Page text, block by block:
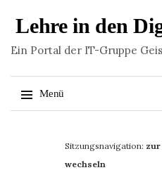
Lehre in den
Ein Portal der IT-Gruppe
Menü
Sitzungsnavigation:
wechseln